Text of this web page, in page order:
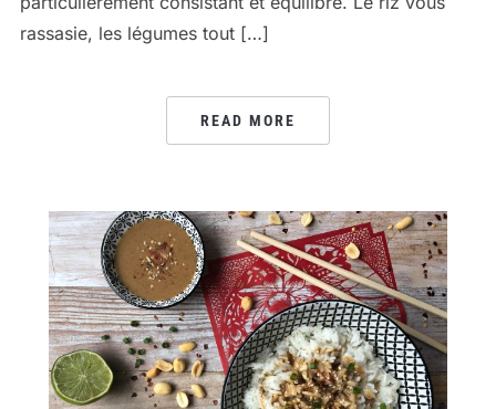
rassasie, les légumes tout […]
READ MORE